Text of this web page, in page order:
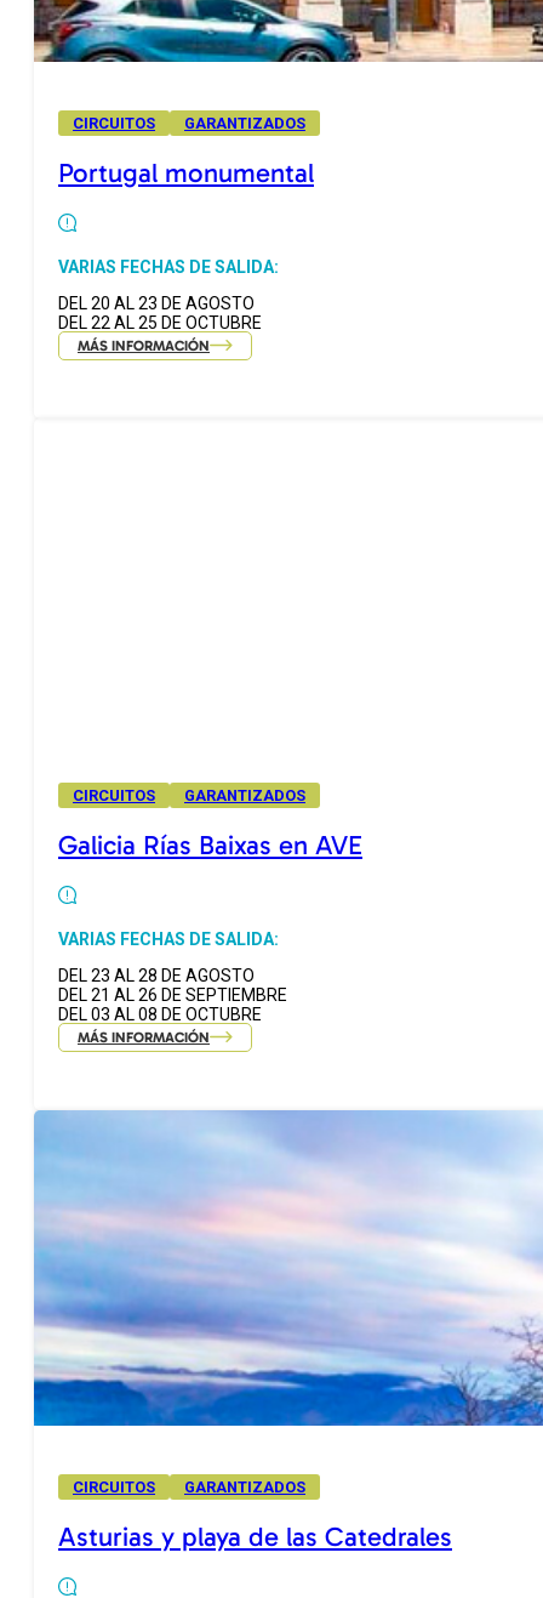
CIRCUITOS GARANTIZADOS
Portugal monumental
VARIAS FECHAS DE SALIDA:
DEL 20 AL 23 DE AGOSTO
DEL 22 AL 25 DE OCTUBRE
MÁS INFORMACIÓN
CIRCUITOS GARANTIZADOS
Galicia Rías Baixas en AVE
VARIAS FECHAS DE SALIDA:
DEL 23 AL 28 DE AGOSTO
DEL 21 AL 26 DE SEPTIEMBRE
DEL 03 AL 08 DE OCTUBRE
MÁS INFORMACIÓN
CIRCUITOS GARANTIZADOS
Asturias y playa de las Catedrales